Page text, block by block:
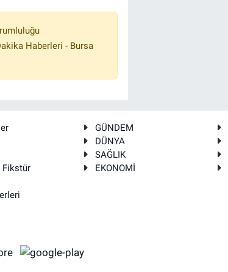
Haberleri - Bursa
Fikstür
GÜNDEM
DÜNYA
SAĞLIK
EKONOMİ